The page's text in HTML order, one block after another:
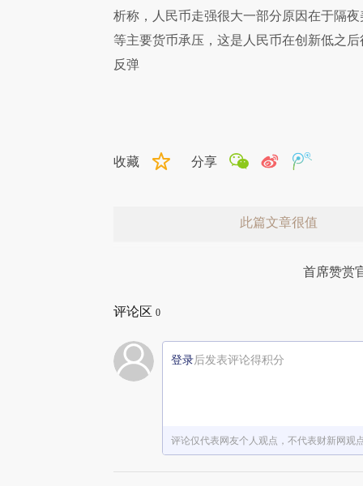
析称，人民币走强很大一部分原因在于隔
等主要货币承压，这是人民币在创新低之
反弹
收藏 分享
此篇文章很值
首席赞赏
评论区 0
登录后发表评论得积分
评论仅代表网友个人观点，不代表财新网观